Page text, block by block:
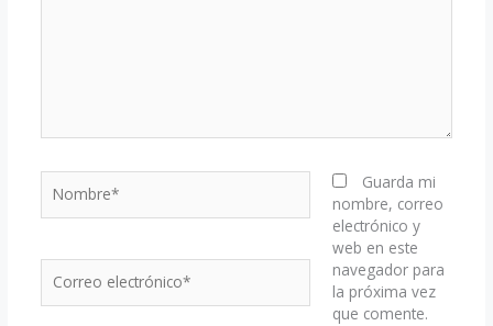
electrónico*
Guarda mi
nombre, correo
electrónico y
web en este
navegador para
la próxima vez
que comente.